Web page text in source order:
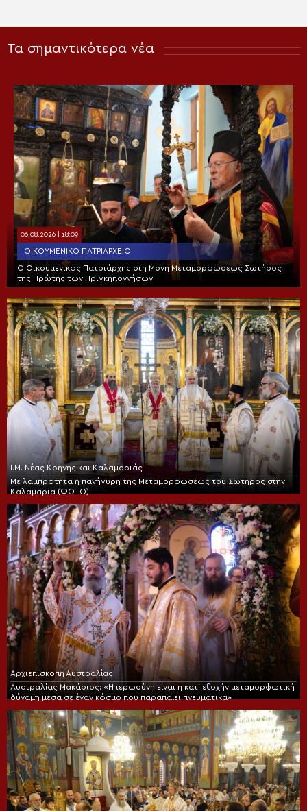
Τα σημαντικότερα νέα
06.08.2026 | 18:09
ΟΙΚΟΥΜΕΝΙΚΌ ΠΑΤΡΙΑΡΧΕΊΟ
Ο Οικουμενικός Πατριάρχης στη Μονή Μεταμορφώσεως Σωτήρος
της Πρώτης των Πριγκηποννήσων
Ι.Μ. Νέας Κρήνης και Καλαμαριάς
Με λαμπρότητα η πανήγυρη της Μεταμορφώσεως του Σωτήρος στην
Καλαμαριά (ΦΩΤΟ)
Αρχιεπισκοπή Αυστραλίας
Αυστραλίας Μακάριος: «Η ιερωσύνη είναι η κατ’ εξοχήν μεταμορφωτική
δύναμη μέσα σε έναν κόσμο που παραπαίει πνευματικά»